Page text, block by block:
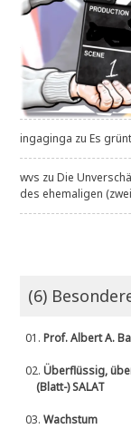
ingaginga zuEs
wvs zuDie
des ehemaligen
(6)
01.Prof. Albert A.
02.Überflüssig,
(Blatt-) SALAT
03.Wachstum